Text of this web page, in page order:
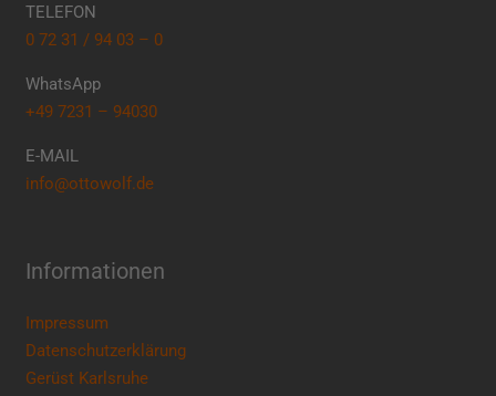
TELEFON
0 72 31 / 94 03 – 0
WhatsApp
+49 7231 – 94030
E-MAIL
info@ottowolf.de
Informationen
Impressum
Datenschutzerklärung
Gerüst Karlsruhe